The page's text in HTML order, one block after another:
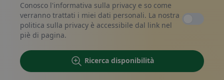
Conosco l'informativa sulla privacy e so come
verranno trattati i miei dati personali. La nostra
politica sulla privacy è accessibile dal link nel
piè di pagina.
Ricerca disponibilità